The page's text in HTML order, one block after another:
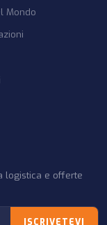
Mondo
logistica e offerte
ISCRIVETEVI